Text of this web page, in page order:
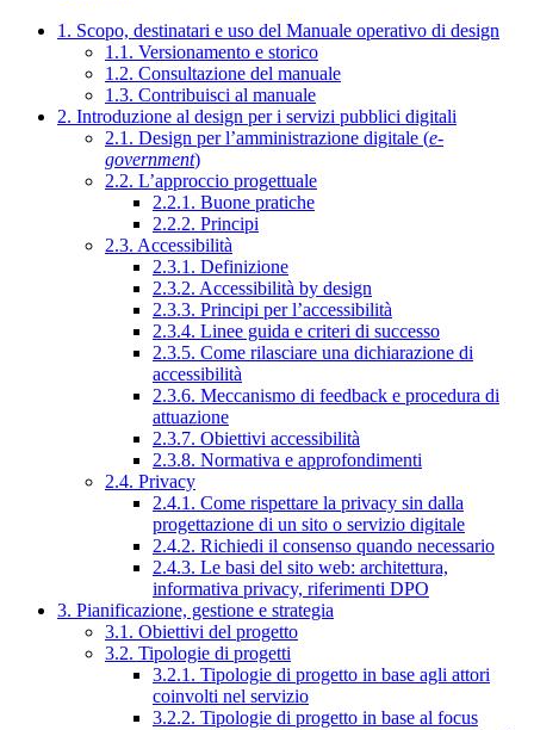
1. Scopo, destinatari e uso del Manuale operativo di design
1.1. Versionamento e storico
1.2. Consultazione del manuale
1.3. Contribuisci al manuale
2. Introduzione al design per i servizi pubblici digitali
2.1. Design per l’amministrazione digitale (e-
government)
2.2. L’approccio progettuale
2.2.1. Buone pratiche
2.2.2. Principi
2.3. Accessibilità
2.3.1. Definizione
2.3.2. Accessibilità by design
2.3.3. Principi per l’accessibilità
2.3.4. Linee guida e criteri di successo
2.3.5. Come rilasciare una dichiarazione di
accessibilità
2.3.6. Meccanismo di feedback e procedura di
attuazione
2.3.7. Obiettivi accessibilità
2.3.8. Normativa e approfondimenti
2.4. Privacy
2.4.1. Come rispettare la privacy sin dalla
progettazione di un sito o servizio digitale
2.4.2. Richiedi il consenso quando necessario
2.4.3. Le basi del sito web: architettura,
informativa privacy, riferimenti DPO
3. Pianificazione, gestione e strategia
3.1. Obiettivi del progetto
3.2. Tipologie di progetti
3.2.1. Tipologie di progetto in base agli attori
coinvolti nel servizio
3.2.2. Tipologie di progetto in base al focus